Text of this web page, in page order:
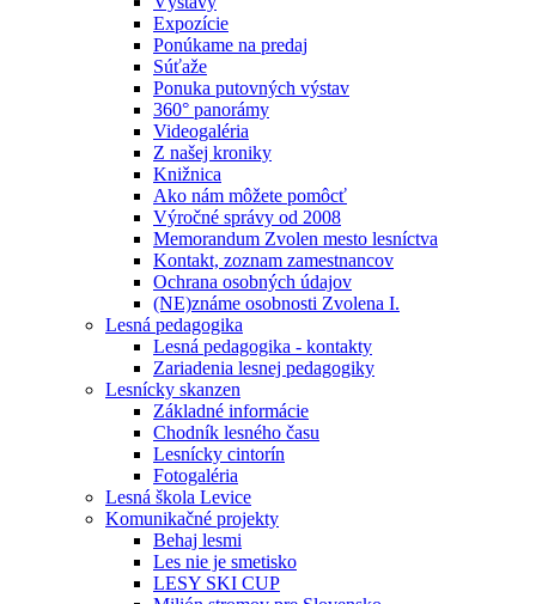
Expozície
Ponúkame na predaj
Súťaže
Ponuka putovných výstav
360° panorámy
Videogaléria
Z našej kroniky
Knižnica
Ako nám môžete pomôcť
Výročné správy od 2008
Memorandum Zvolen mesto lesníctva
Kontakt, zoznam zamestnancov
Ochrana osobných údajov
(NE)známe osobnosti Zvolena I.
Lesná pedagogika
Lesná pedagogika - kontakty
Zariadenia lesnej pedagogiky
Lesnícky skanzen
Základné informácie
Chodník lesného času
Lesnícky cintorín
Fotogaléria
Lesná škola Levice
Komunikačné projekty
Behaj lesmi
Les nie je smetisko
LESY SKI CUP